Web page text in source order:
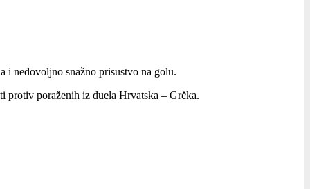
i nedovoljno snažno prisustvo na golu.
protiv poraženih iz duela Hrvatska – Grčka.